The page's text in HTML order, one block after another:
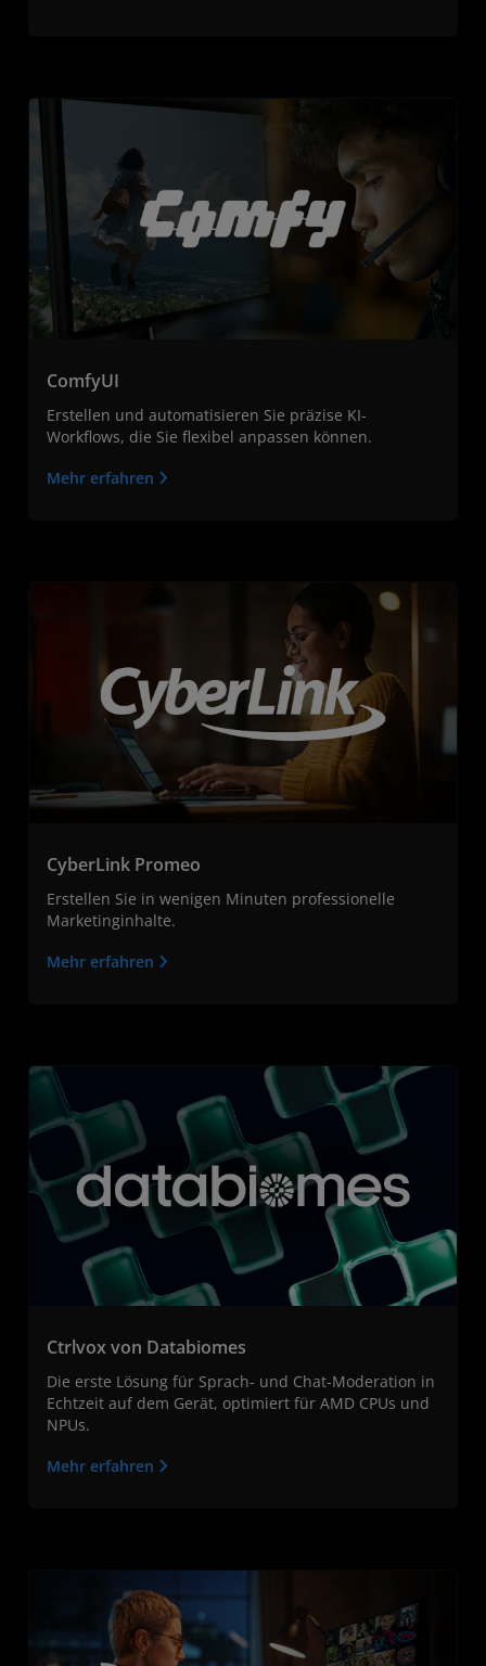
ComfyUI
Erstellen und automatisieren Sie präzise KI-
Workflows, die Sie flexibel anpassen können.
Mehr erfahren
CyberLink Promeo
Erstellen Sie in wenigen Minuten professionelle
Marketinginhalte.
Mehr erfahren
Ctrlvox von Databiomes
Die erste Lösung für Sprach- und Chat-Moderation in
Echtzeit auf dem Gerät, optimiert für AMD CPUs und
NPUs.
Mehr erfahren